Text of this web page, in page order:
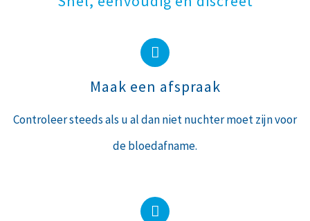
Maak een afspraak
Controleer steeds als u al dan niet nuchter moet zijn voor
de bloedafname.